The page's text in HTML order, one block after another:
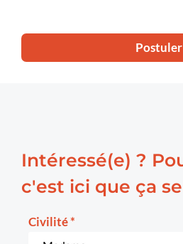
Postuler
Intéressé(e) ?
c'est ici que ça
Civilité*